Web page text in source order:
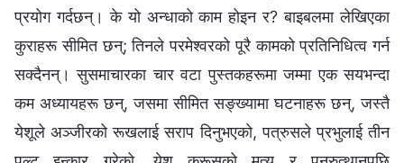
प्रयोग गर्दछन्। के यो अन्धाको काम होइन र? बाइबलमा लेखिएका
कुराहरू सीमित छन्; तिनले परमेश्‍वरको पूरै कामको प्रतिनिधित्व गर्न
सक्दैनन्। सुसमाचारका चार वटा पुस्तकहरूमा जम्मा एक सयभन्दा
कम अध्यायहरू छन्, जसमा सीमित सङ्ख्यामा घटनाहरू छन्, जस्तै
येशूले अञ्‍जीरको रूखलाई सराप दिनुभएको, पत्रुसले प्रभुलाई तीन